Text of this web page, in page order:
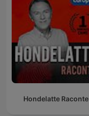
Hondelatte Raconte